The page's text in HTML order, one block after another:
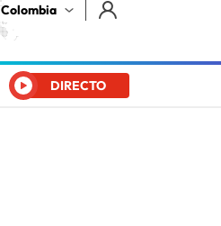
Colombia
DIRECTO